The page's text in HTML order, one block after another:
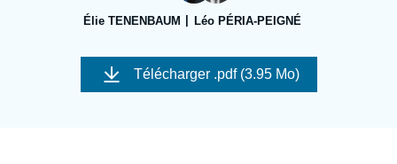
Nous soutenir
Élie TENENBAUM Léo PÉRIA-PEIGNÉ
Image
couverture
Télécharger .pdf (3.95 Mo)